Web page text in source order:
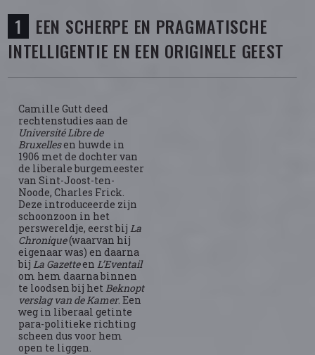
EEN SCHERPE EN PRAGMATISCHE
INTELLIGENTIE EN EEN ORIGINELE GEEST
Camille Gutt deed
rechtenstudies aan de
Université Libre de
Bruxellesen huwde in
1906 met de dochter van
de liberale burgemeester
van Sint-Joost-ten-
Noode, Charles Frick.
Deze introduceerde zijn
schoonzoon in het
perswereldje, eerst bijLa
Chronique(waarvan hij
eigenaar was) en daarna
bijLa GazetteenL’Eventail
om hem daarna binnen
te loodsen bij hetBeknopt
verslag van de Kamer. Een
weg in liberaal getinte
para-politieke richting
scheen dus voor hem
open te liggen.